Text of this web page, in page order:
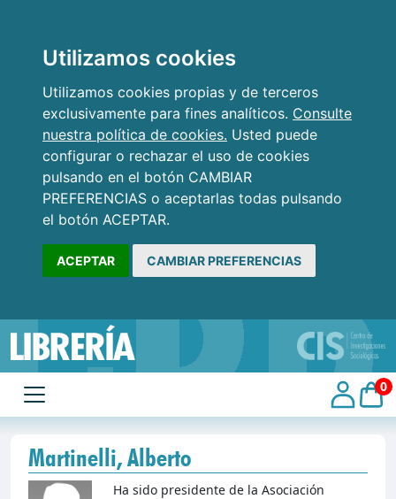
Utilizamos cookies
Utilizamos cookies propias y de terceros
exclusivamente para fines analíticos. Consulte
nuestra política de cookies. Usted puede
configurar o rechazar el uso de cookies
pulsando en el botón CAMBIAR
PREFERENCIAS o aceptarlas todas pulsando
el botón ACEPTAR.
ACEPTAR CAMBIAR PREFERENCIAS
0
Martinelli, Alberto
Ha sido presidente de la Asociación